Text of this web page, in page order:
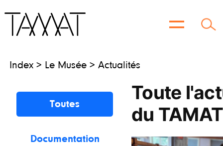
Aller
Index > Le Musée > Actualités
Toutes
Documentation
Toute
du TAMAT